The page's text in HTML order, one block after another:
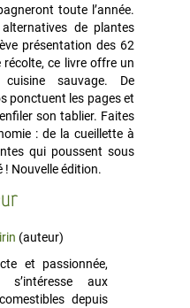
toute l’année.
de plantes
présentation des 62
ce livre offre un
sauvage. De
ponctuent les pages et
son tablier. Faites
: de la cueillette à
qui poussent sous
! Nouvelle édition.
(auteur)
et passionnée,
s’intéresse aux
depuis